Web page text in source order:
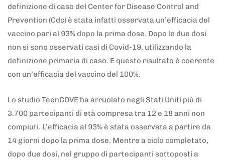
definizione di caso del Center for Disease Control and
Prevention (Cdc) è stata infatti osservata un’efficacia del
vaccino pari al 93% dopo la prima dose. Dopo le due dosi
non si sono osservati casi di Covid-19, utilizzando la
definizione primaria di caso. E questo risultato è coerente
con un’efficacia del vaccino del 100%.
Lo studio TeenCOVE ha arruolato negli Stati Uniti più di
3.700 partecipanti di età compresa tra 12 e 18 anni non
compiuti. L’efficacia al 93% è stata osservata a partire da
14 giorni dopo la prima dose. Mentre a ciclo completato,
dopo due dosi, nel gruppo di partecipanti sottoposti a